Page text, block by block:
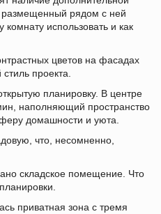
рядом с ней
использовать и как
цветов на фасадах
проекта.
планировку. В центре
наполняющий пространство
домашности и уюта.
что, несомненно,
складское помещение. Что
приватная зона с тремя